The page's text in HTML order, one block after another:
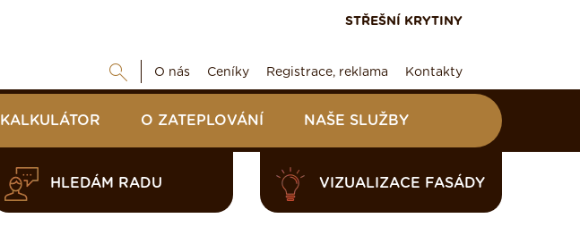
STŘEŠNÍ KRYTINY
O nás Ceníky Registrace, reklama Kontakty
KALKULÁTOR O ZATEPLOVÁNÍ NAŠE SLUŽBY
HLEDÁM RADU VIZUALIZACE FASÁDY